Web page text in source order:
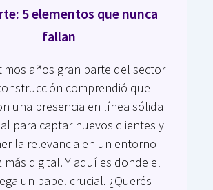
5 elementos que nunca
fallan
años gran parte del sector
comprendió que
una presencia en línea sólida
para captar nuevos clientes y
la relevancia en un entorno
más digital. Y aquí es donde el
un papel crucial. ¿Querés